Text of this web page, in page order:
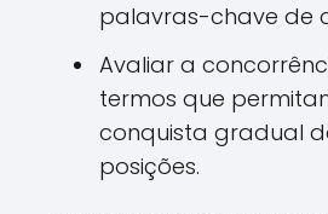
palavras-chave de
Avaliar a
termos que
conquista gradual
posições.